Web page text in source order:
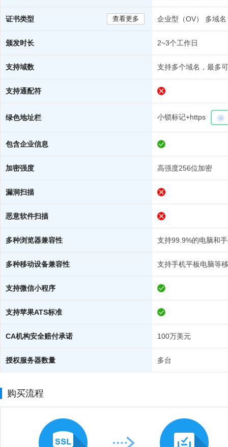
查看更多
证书类型 企业型（OV） 多域名
颁发时长 2~3个工作日
支持域数 支持多个域名，最多
支持通配符
绿色地址栏 小锁标记+https
包含企业信息
加密强度 高强度256位加密
漏洞扫描
恶意软件扫描
多种浏览器兼容性 支持99.9%的电脑和
多种移动设备兼容性 支持手机平板电脑等
支持微信小程序
支持苹果ATS标准
CA机构安全赔付承诺 100万美元
授权服务器数量 多台
购买流程